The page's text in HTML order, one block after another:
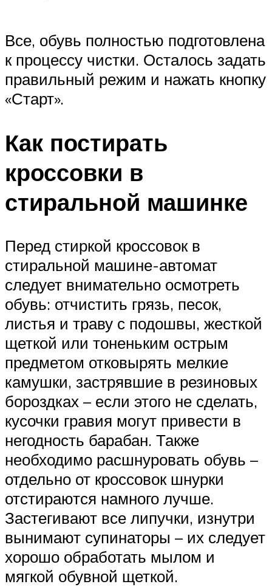
Все, обувь полностью подготовлена
к процессу чистки. Осталось задать
правильный режим и нажать кнопку
«Старт».
Как постирать
кроссовки в
стиральной машинке
Перед стиркой кроссовок в
стиральной машине-автомат
следует внимательно осмотреть
обувь: отчистить грязь, песок,
листья и траву с подошвы, жесткой
щеткой или тоненьким острым
предметом отковырять мелкие
камушки, застрявшие в резиновых
бороздках – если этого не сделать,
кусочки гравия могут привести в
негодность барабан. Также
необходимо расшнуровать обувь –
отдельно от кроссовок шнурки
отстираются намного лучше.
Застегивают все липучки, изнутри
вынимают супинаторы – их следует
хорошо обработать мылом и
мягкой обувной щеткой.